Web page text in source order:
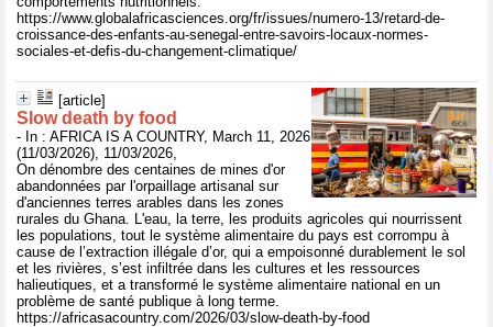
https://www.globalafricasciences.org/fr/issues/numero-13/retard-de-
croissance-des-enfants-au-senegal-entre-savoirs-locaux-normes-
sociales-et-defis-du-changement-climatique/
[article]
Slow death by food
- In : AFRICA IS A COUNTRY, March 11, 2026
(11/03/2026), 11/03/2026,
On dénombre des centaines de mines d'or
abandonnées par l'orpaillage artisanal sur
d'anciennes terres arables dans les zones
rurales du Ghana. L'eau, la terre, les produits agricoles qui nourrissent
les populations, tout le système alimentaire du pays est corrompu à
cause de l’extraction illégale d’or, qui a empoisonné durablement le sol
et les rivières, s’est infiltrée dans les cultures et les ressources
halieutiques, et a transformé le système alimentaire national en un
problème de santé publique à long terme.
https://africasacountry.com/2026/03/slow-death-by-food